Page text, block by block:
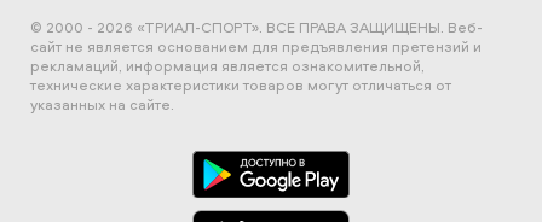
© 2000 - 2026 «ТРИАЛ-СПОРТ». ВСЕ ПРАВА ЗАЩИЩЕНЫ. Веб-
сайт не является основанием для предъявления претензий и
рекламаций, информация является ознакомительной,
технические характеристики товаров могут отличаться от
указанных на сайте.